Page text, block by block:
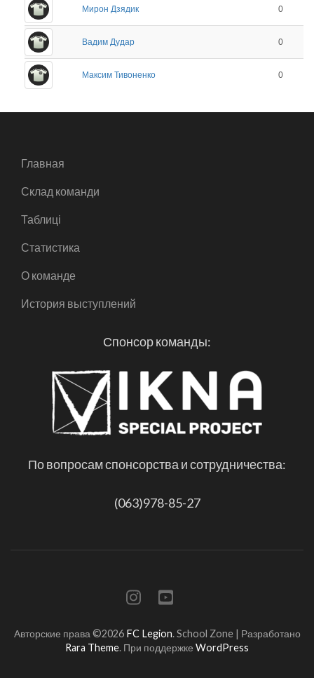
Мирон Дзядик 0
Вадим Дудар 0
Максим Тивоненко 0
Главная
Склад команди
Таблиці
Статистика
О команде
История выступлений
Спонсор команды:
По вопросам спонсорства и сотрудничества:
(063)978-85-27
Авторские права ©2026 FC Legion. School Zone | Разработано
Rara Theme. При поддержке WordPress